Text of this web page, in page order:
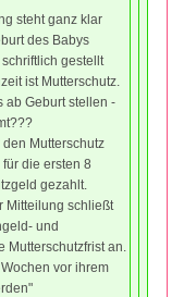
steht ganz klar
des Babys
gestellt
ist Mutterschutz.
ab Geburt stellen -
Mutterschutz
die ersten 8
gezahlt.
Mitteilung schließt
und
Mutterschutzfrist an.
vor ihrem